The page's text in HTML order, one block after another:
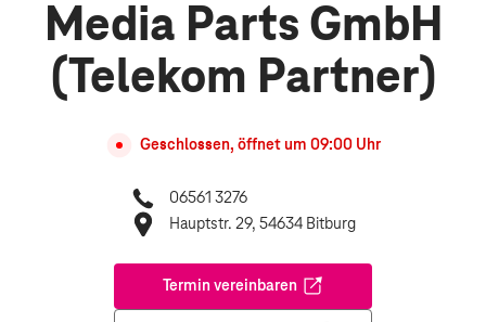
Media Parts GmbH
(Telekom Partner)
Geschlossen, öffnet um 09:00 Uhr
06561 3276
Hauptstr. 29, 54634 Bitburg
Termin vereinbaren
Öffnet in einem neuen Tab